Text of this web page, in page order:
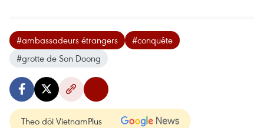
#ambassadeurs étrangers
#conquête
#grotte de Son Doong
Theo dõi VietnamPlus